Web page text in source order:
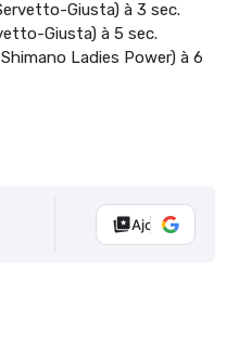
Giusta) à 3 sec.
Giusta) à 5 sec.
Ladies Power) à 6
Ajouter Vélo